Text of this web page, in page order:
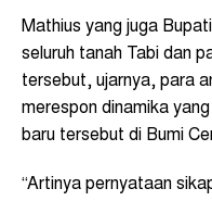
Mathius yang juga
seluruh tanah Tabi dan
tersebut, ujarnya, para
merespon dinamika
baru tersebut di Bumi
“Artinya pernyataan